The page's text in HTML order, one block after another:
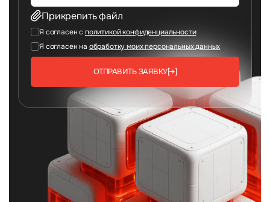
Прикрепить файл
Я согласен с политикой конфиденциальности
Я согласен на обработку моих персональных данных
ОТПРАВИТЬ ЗАЯВКУ[→]